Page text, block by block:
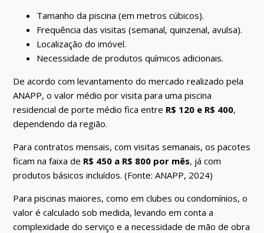
Tamanho da piscina (em metros cúbicos).
Frequência das visitas (semanal, quinzenal, avulsa).
Localização do imóvel.
Necessidade de produtos químicos adicionais.
De acordo com levantamento do mercado realizado pela
ANAPP, o valor médio por visita para uma piscina
residencial de porte médio fica entre R$ 120 e R$ 400,
dependendo da região.
Para contratos mensais, com visitas semanais, os pacotes
ficam na faixa de R$ 450 a R$ 800 por mês, já com
produtos básicos incluídos. (Fonte: ANAPP, 2024)
Para piscinas maiores, como em clubes ou condomínios, o
valor é calculado sob medida, levando em conta a
complexidade do serviço e a necessidade de mão de obra